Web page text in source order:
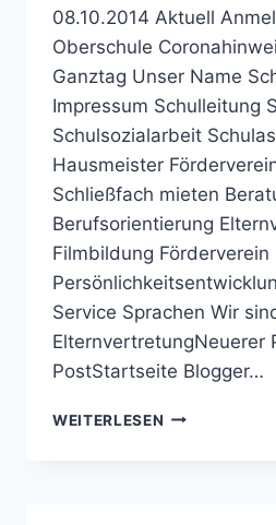
08.10.2014 Aktuell
Oberschule
Ganztag Unser Name
Impressum Schulleitung
Schulsozialarbeit
Hausmeister
Schließfach mieten
Berufsorientierung
Filmbildung Förderverein
Service Sprachen Wir
ElternvertretungNeuerer
PostStartseite Blogger…
WEITERLESEN BERTHA-